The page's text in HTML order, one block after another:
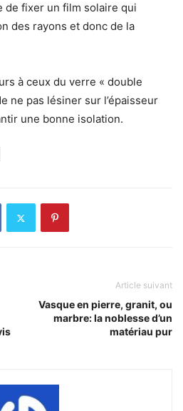
de fixer un film solaire qui
des rayons et donc de la
à ceux du verre « double
ne pas lésiner sur l’épaisseur
une bonne isolation.
Article suivant
Vasque en pierre, granit, ou
marbre: la noblesse d’un
matériau pur